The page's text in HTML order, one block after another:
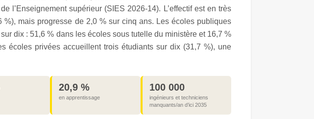
l’Enseignement supérieur (SIES 2026-14). L’effectif est en très
%), mais progresse de 2,0 % sur cinq ans. Les écoles publiques
dix : 51,6 % dans les écoles sous tutelle du ministère et 16,7 %
écoles privées accueillent trois étudiants sur dix (31,7 %), une
20,9 %
en apprentissage
100 000
ingénieurs et techniciens
manquants/an d’ici 2035